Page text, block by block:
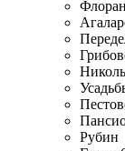
Рубин